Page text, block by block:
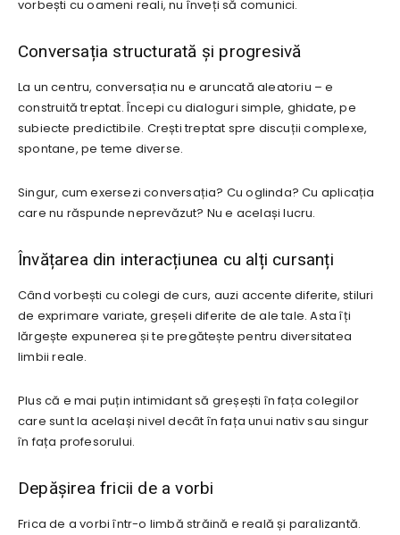
vorbești cu oameni reali, nu înveți să comunici.
Conversația structurată și progresivă
La un centru, conversația nu e aruncată aleatoriu – e
construită treptat. Începi cu dialoguri simple, ghidate, pe
subiecte predictibile. Crești treptat spre discuții complexe,
spontane, pe teme diverse.
Singur, cum exersezi conversația? Cu oglinda? Cu aplicația
care nu răspunde neprevăzut? Nu e același lucru.
Învățarea din interacțiunea cu alți cursanți
Când vorbești cu colegi de curs, auzi accente diferite, stiluri
de exprimare variate, greșeli diferite de ale tale. Asta îți
lărgește expunerea și te pregătește pentru diversitatea
limbii reale.
Plus că e mai puțin intimidant să greșești în fața colegilor
care sunt la același nivel decât în fața unui nativ sau singur
în fața profesorului.
Depășirea fricii de a vorbi
Frica de a vorbi într-o limbă străină e reală și paralizantă.